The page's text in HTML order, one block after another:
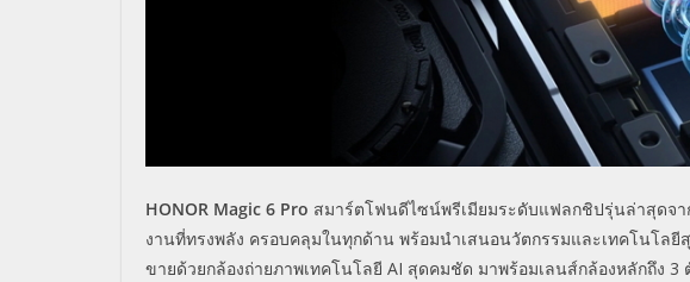
HONOR Magic 6 Pro สมาร์ตโฟนดีไซน์พรีเมียมระดับแฟลกชิปรุ่นล่าสุดจ
งานที่ทรงพลัง ครอบคลุมในทุกด้าน พร้อมนำเสนอนวัตกรรมและเทคโนโล
ขายด้วยกล้องถ่ายภาพเทคโนโลยี AI สุดคมชัด มาพร้อมเลนส์กล้องหลักถึง 3